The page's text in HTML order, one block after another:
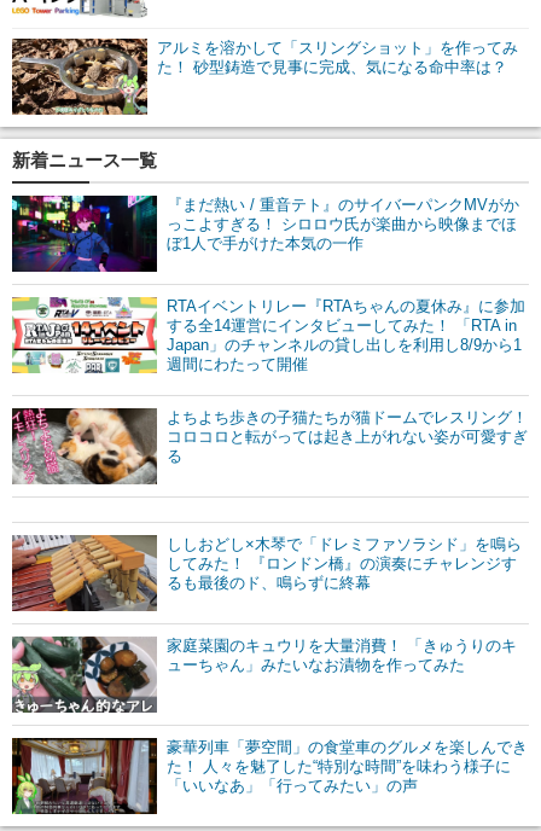
アルミを溶かして「スリングショット」を作ってみ
た！ 砂型鋳造で見事に完成、気になる命中率は？
新着ニュース一覧
『まだ熱い / 重音テト』のサイバーパンクMVがか
っこよすぎる！ シロロウ氏が楽曲から映像までほ
ぼ1人で手がけた本気の一作
RTAイベントリレー『RTAちゃんの夏休み』に参加
する全14運営にインタビューしてみた！ 「RTA in
Japan」のチャンネルの貸し出しを利用し8/9から1
週間にわたって開催
よちよち歩きの子猫たちが猫ドームでレスリング！
コロコロと転がっては起き上がれない姿が可愛すぎ
る
ししおどし×木琴で「ドレミファソラシド」を鳴ら
してみた！ 『ロンドン橋』の演奏にチャレンジす
るも最後のド、鳴らずに終幕
家庭菜園のキュウリを大量消費！ 「きゅうりのキ
ューちゃん」みたいなお漬物を作ってみた
豪華列車「夢空間」の食堂車のグルメを楽しんでき
た！ 人々を魅了した“特別な時間”を味わう様子に
「いいなあ」「行ってみたい」の声